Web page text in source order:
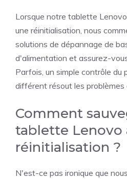
Lorsque notre tablette
une réinitialisation, nous
solutions de dépannage de
d'alimentation et assurez-
Parfois, un simple contrôle du
différent résout les problèmes
Comment
tablette Lenovo
réinitialisation ?
N'est-ce pas ironique que